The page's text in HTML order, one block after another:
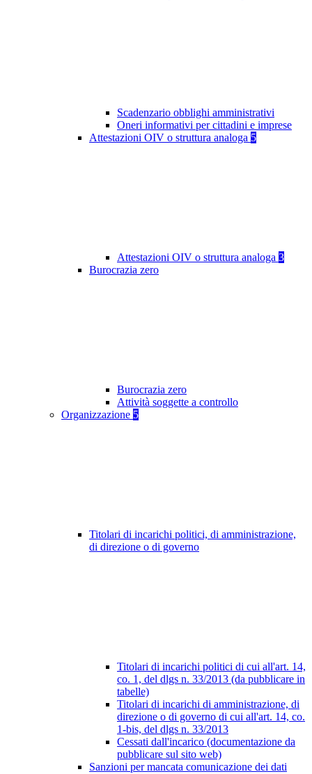
Scadenzario obblighi amministrativi
Oneri informativi per cittadini e imprese
Attestazioni OIV o struttura analoga 5
Attestazioni OIV o struttura analoga 3
Burocrazia zero
Burocrazia zero
Attività soggette a controllo
Organizzazione 5
Titolari di incarichi politici, di amministrazione,
di direzione o di governo
Titolari di incarichi politici di cui all'art. 14,
co. 1, del dlgs n. 33/2013 (da pubblicare in
tabelle)
Titolari di incarichi di amministrazione, di
direzione o di governo di cui all'art. 14, co.
1-bis, del dlgs n. 33/2013
Cessati dall'incarico (documentazione da
pubblicare sul sito web)
Sanzioni per mancata comunicazione dei dati